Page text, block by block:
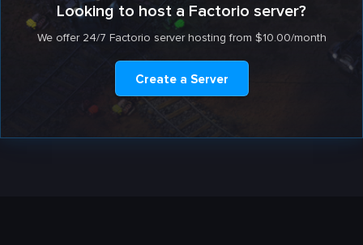
Looking to host a Factorio server?
We offer 24/7 Factorio server hosting from $10.00/month
Create a Server